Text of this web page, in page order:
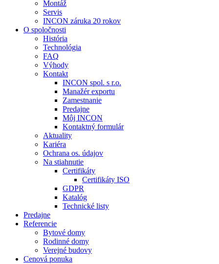
Montáž
Servis
INCON záruka 20 rokov
O spoločnosti
História
Technológia
FAQ
Výhody
Kontakt
INCON spol. s r.o.
Manažér exportu
Zamestnanie
Predajne
Môj INCON
Kontaktný formulár
Aktuality
Kariéra
Ochrana os. údajov
Na stiahnutie
Certifikáty
Certifikáty ISO
GDPR
Katalóg
Technické listy
Predajne
Referencie
Bytové domy
Rodinné domy
Verejné budovy
Cenová ponuka